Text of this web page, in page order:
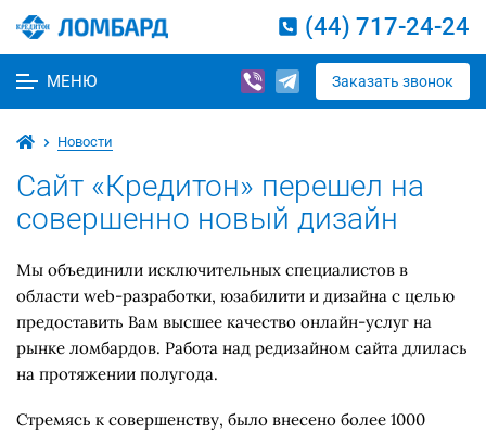
(44) 717-24-24
МЕНЮ Заказать звонок
Новости
Сайт «Кредитон» перешел на
совершенно новый дизайн
Мы объединили исключительных специалистов в
области web-разработки, юзабилити и дизайна с целью
предоставить Вам высшее качество онлайн-услуг на
рынке ломбардов. Работа над редизайном сайта длилась
на протяжении полугода.
Стремясь к совершенству, было внесено более 1000